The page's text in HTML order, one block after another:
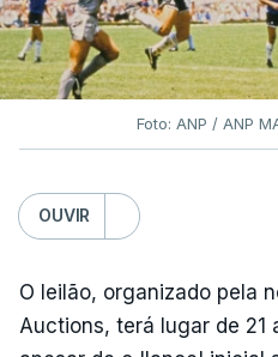
Foto: ANP / ANP
OUVIR
O leilão, organizado pela
Auctions, terá lugar de 21